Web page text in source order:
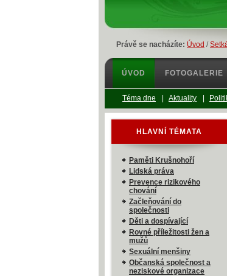
Právě se nacházíte: Úvod /
HLAVNÍ TÉMATA
Paměti Krušnohoří
Lidská práva
Prevence rizikového
chování
Začleňování do
společnosti
Děti a dospívající
Rovné příležitosti žen a
mužů
Sexuální menšiny
Občanská společnost a
neziskové organizace
ÚVOD FOTOGALERIE
Téma dne Aktuality